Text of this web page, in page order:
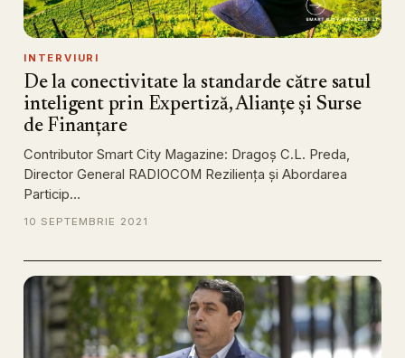
INTERVIURI
De la conectivitate la standarde către satul
inteligent prin Expertiză, Alianțe și Surse
de Finanțare
Contributor Smart City Magazine: Dragoș C.L. Preda,
Director General RADIOCOM Reziliența și Abordarea
Particip…
10 SEPTEMBRIE 2021